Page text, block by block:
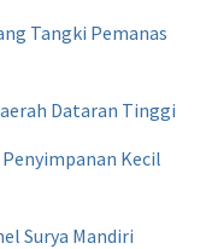
Tangki Pemanas
Dataran Tinggi
Kecil
Surya Mandiri